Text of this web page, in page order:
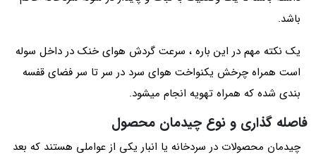
باشد.
یک نکته مهم در این باره ، سرعت گردش هوای خنک در داخل سوله
است همراه چرخش یکنواخت هوای سرد در سر تا سر فضای قفسه
بندی شده که همراه تهویه انجام میشود.
فاصله گذاری و نوع چیدمان محصول
چیدمان محصولات در سردخانه یا انبار یکی از عواملی هستند که بعد